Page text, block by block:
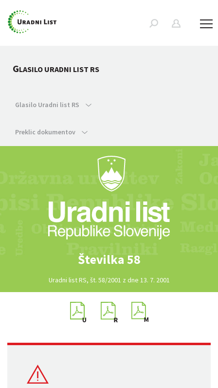
GLASILO URADNI LIST RS
Glasilo Uradni list RS
Preklic dokumentov
Številka 58
Uradni list RS, št. 58/2001 z dne 13. 7. 2001